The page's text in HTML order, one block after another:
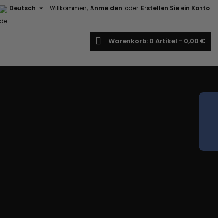
Willkommen, Anmelden oder Erstellen Sie ein Konto
Deutsch 
Warenkorb 0 Artikel - 0,00 €